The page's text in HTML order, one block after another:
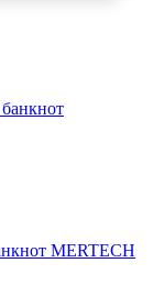
MERTECH